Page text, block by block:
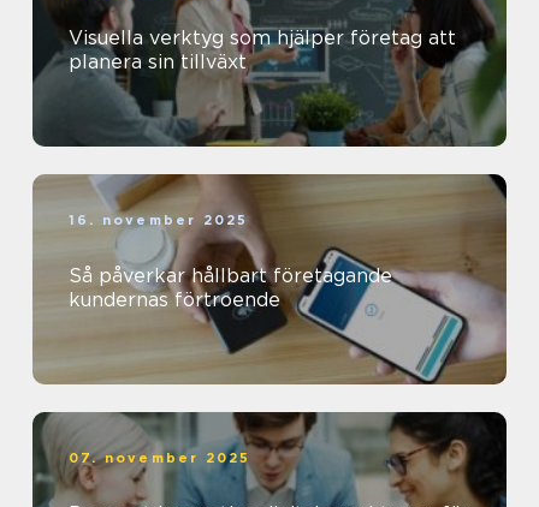
Visuella verktyg som hjälper företag att
planera sin tillväxt
16. november 2025
Så påverkar hållbart företagande
kundernas förtroende
07. november 2025